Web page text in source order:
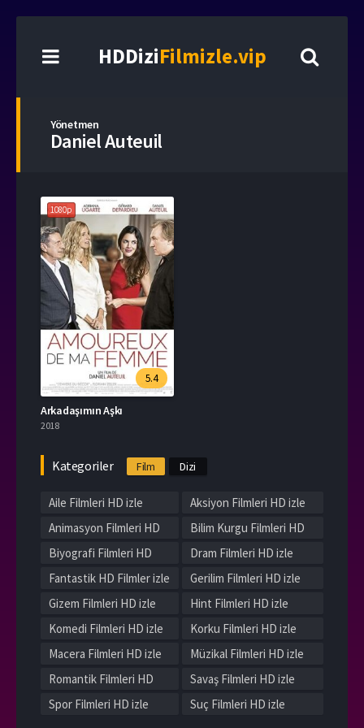
HDDiziFilmizle.vip
Yönetmen
Daniel Auteuil
1080p
5.4
Arkadaşımın Aşkı
2018
Kategoriler Film Dizi
Aile Filmleri HD izle
Aksiyon Filmleri HD izle
Animasyon Filmleri HD
izle
Bilim Kurgu Filmleri HD
izle
Biyografi Filmleri HD
izle
Dram Filmleri HD izle
Fantastik HD Filmler izle
Gerilim Filmleri HD izle
Gizem Filmleri HD izle
Hint Filmleri HD izle
Komedi Filmleri HD izle
Korku Filmleri HD izle
Macera Filmleri HD izle
Müzikal Filmleri HD izle
Romantik Filmleri HD
izle
Savaş Filmleri HD izle
Spor Filmleri HD izle
Suç Filmleri HD izle